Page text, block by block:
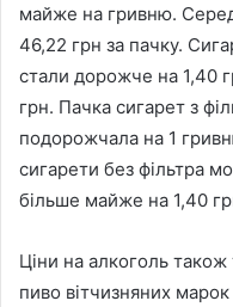
майже на гривню.
46,22 грн за пачку.
стали дорожче на 1,40
грн. Пачка сигарет з
подорожчала на 1
сигарети без фільтра
більше майже на 1,40
Ціни на алкоголь
пиво вітчизняних